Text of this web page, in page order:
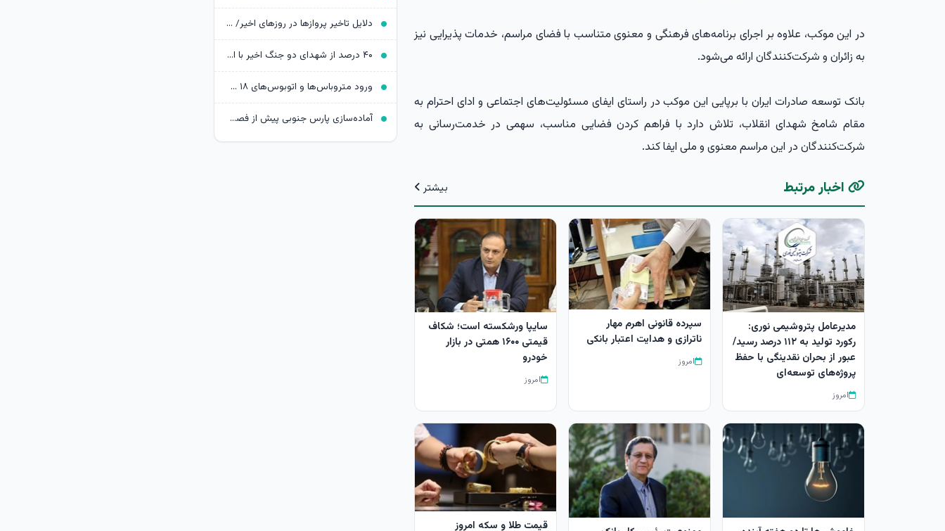
در این موکب، علاوه بر اجرای برنامه‌های فرهنگی و معنوی متناسب با فضای مراسم، خدمات پذیرایی نیز
به زائران و شرکت‌کنندگان ارائه می‌شود.
بانک توسعه صادرات ایران با برپایی این موکب در راستای ایفای مسئولیت‌های اجتماعی و ادای احترام به
مقام شامخ شهدای انقلاب، تلاش دارد با فراهم کردن فضایی مناسب، سهمی در خدمت‌رسانی به
شرکت‌کنندگان در این مراسم معنوی و ملی ایفا کند.
اخبار مرتبط بیشتر
مدیرعامل پتروشیمی نوری:
رکورد تولید به ۱۱۲ درصد رسید/
عبور از بحران نقدینگی با حفظ
پروژه‌های توسعه‌ای
امروز
سپرده قانونی اهرم مهار
ناترازی و هدایت اعتبار بانکی
امروز
سایپا ورشکسته است؛ شکاف
قیمتی ۱۶۰۰ همتی در بازار
خودرو
امروز
قیمت طلا و سکه امروز
دلایل تاخیر پروازها در روزهای اخیر/ به دنبال جایگزینی هواپیماهای نو هستیم
۴۰ درصد از شهدای دو جنگ اخیر با استفاده از علم ژنتیک شناسایی شدند/ ۳۵۱۹ شهید جنگ رمضان
ورود متروباس‌ها و اتوبوس‌های ۱۸ متری برقی به تهران
آماده‌سازی پارس جنوبی پیش از فصل سرد